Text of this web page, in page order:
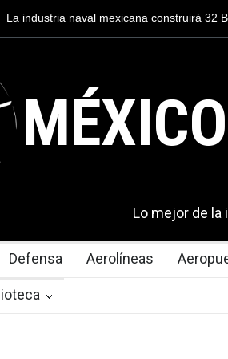
La industria naval mexicana construirá 32
Lo mejor de la
Defensa Aerolíneas